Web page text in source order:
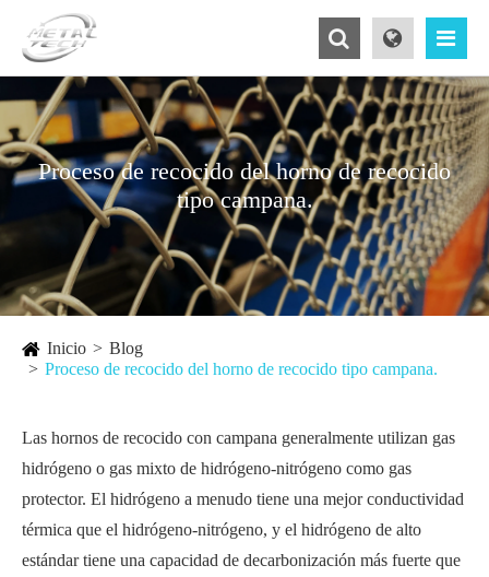
Proceso de recocido del horno de recocido
tipo campana.
Inicio
Blog
Proceso de recocido del horno de recocido tipo campana.
Las hornos de recocido con campana generalmente utilizan gas
hidrógeno o gas mixto de hidrógeno-nitrógeno como gas
protector. El hidrógeno a menudo tiene una mejor conductividad
térmica que el hidrógeno-nitrógeno, y el hidrógeno de alto
estándar tiene una capacidad de decarbonización más fuerte que